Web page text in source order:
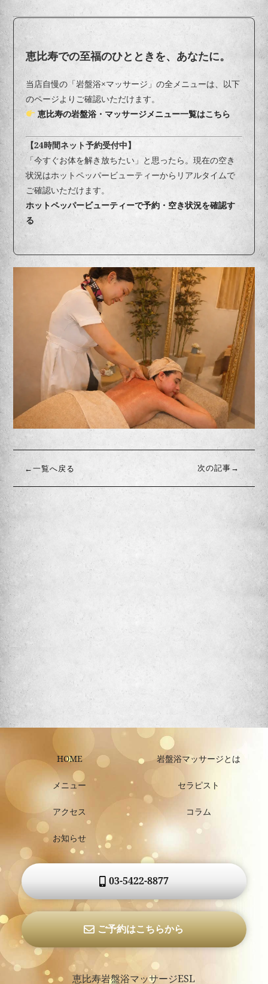
恵比寿での至福のひとときを、あなたに。
当店自慢の「岩盤浴×マッサージ」の全メニューは、以下
のページよりご確認いただけます。
恵比寿の岩盤浴・マッサージメニュー一覧はこちら
【24時間ネット予約受付中】
「今すぐお体を解き放ちたい」と思ったら。現在の空き
状況はホットペッパービューティーからリアルタイムで
ご確認いただけます。
ホットペッパービューティーで予約・空き状況を確認す
る
←一覧へ戻る 次の記事→
HOME 岩盤浴マッサージとは
メニュー セラピスト
アクセス コラム
お知らせ
03-5422-8877
ご予約はこちらから
恵比寿岩盤浴マッサージESL